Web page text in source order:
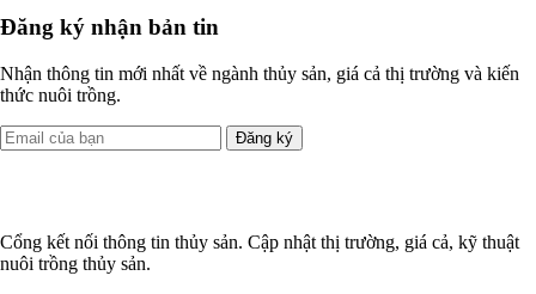
Mục đích sử dụng
Cá cảnhThực phẩmNuôi trồngKhai thác
Giáp xác Cá da trơnCá vảyNhuyễn thểLưỡng thêBò sátSinh vật
nước